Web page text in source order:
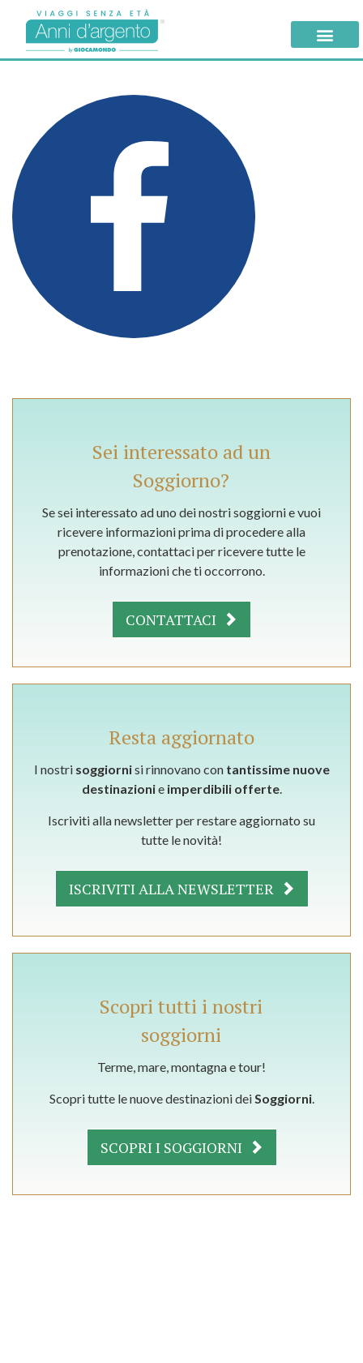
Sei interessato ad un
Soggiorno?
Se sei interessato ad uno dei nostri soggiorni e vuoi
ricevere informazioni prima di procedere alla
prenotazione, contattaci per ricevere tutte le
informazioni che ti occorrono.
CONTATTACI
Resta aggiornato
I nostri soggiornisi rinnovano con tantissime nuove
destinazionie imperdibili offerte.
Iscriviti alla newsletter per restare aggiornato su
tutte le novità!
ISCRIVITI ALLA NEWSLETTER
Scopri tutti i nostri
soggiorni
Terme, mare, montagna e tour!
Scopri tutte le nuove destinazioni deiSoggiorni.
SCOPRI I SOGGIORNI